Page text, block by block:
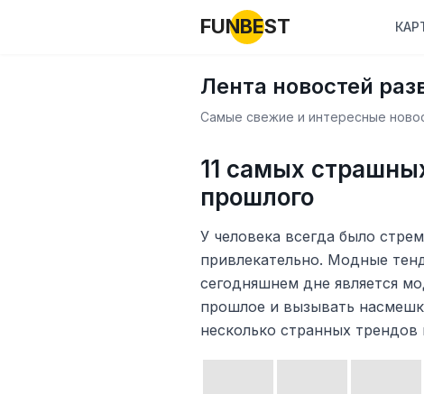
FUNBEST
Лента новостей
Самые свежие и интересные
11 самых
прошлого
У человека всегда было
привлекательно. Модные
сегодняшнем дне является
прошлое и вызывать
несколько странных